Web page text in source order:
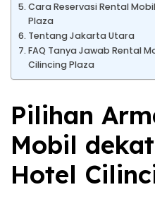
Cara Reservasi Rental
Plaza
Tentang Jakarta Utara
FAQ Tanya Jawab Rental
Cilincing Plaza
Pilihan
Mobil
Hotel